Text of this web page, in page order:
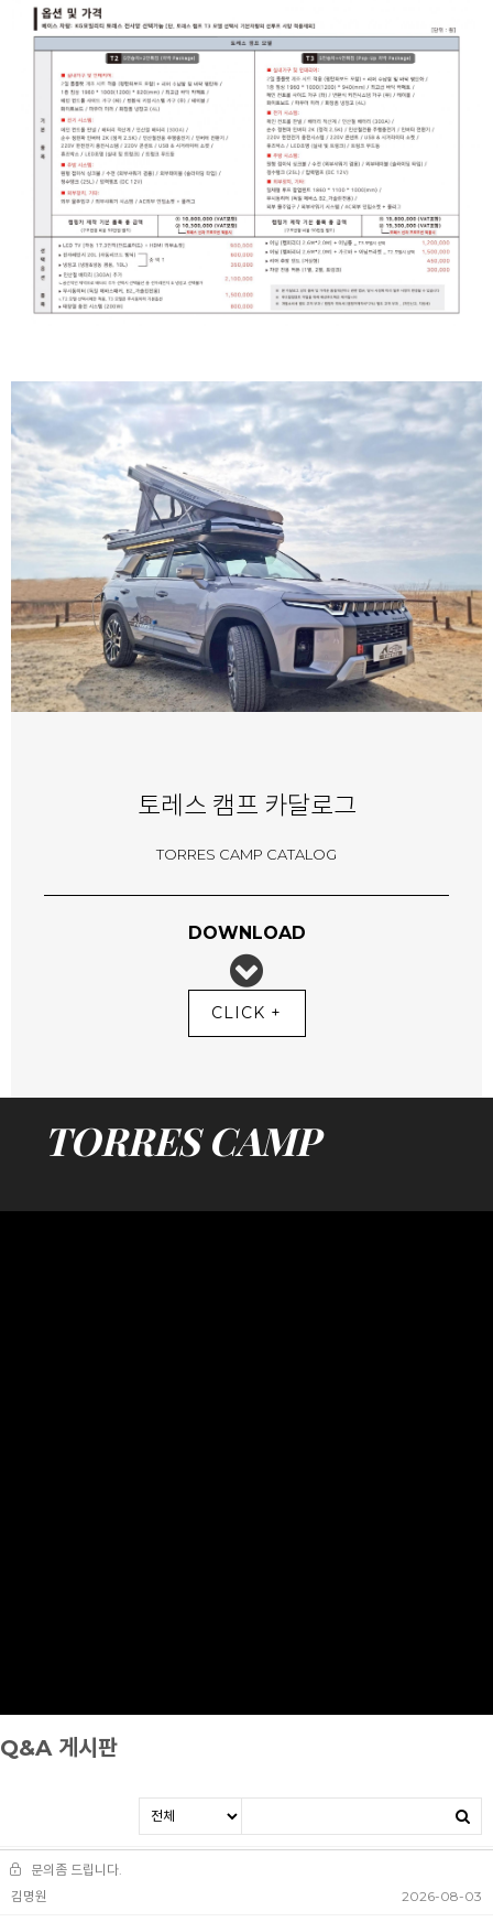
토레스 캠프 카달로그
TORRES CAMP CATALOG
DOWNLOAD
CLICK +
TORRES CAMP
Q&A 게시판
문의좀 드립니다.
김명원
2026-08-03